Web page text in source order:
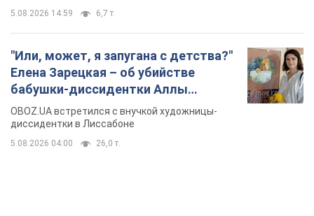
5.08.2026 14:59 6,7 т.
"Или, может, я запугана с детства?"
Елена Зарецкая – об убийстве
бабушки-диссидентки Аллы
Горской, критике сына Стуса и
бегстве в Португалию с пятью
детьми
OBOZ.UA встретился с внучкой художницы-
диссидентки в Лиссабоне
5.08.2026 04:00 26,0 т.